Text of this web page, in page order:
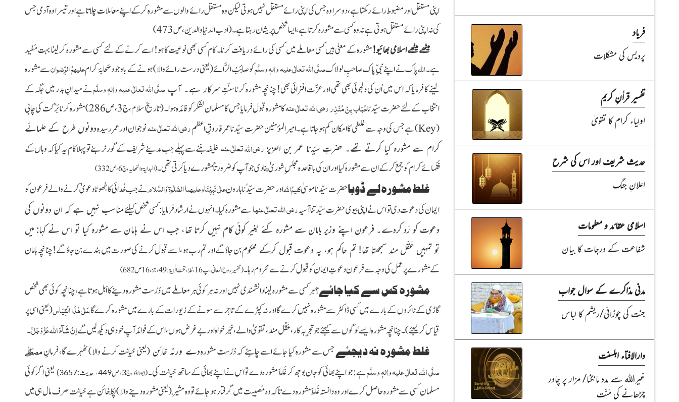
اپنی مستقل اور مضبوط رائے رکھتا ہے، دوسرا وہ جس کی اپنی رائے مستقل نہیں ہوتی لیکن وہ مستقل رائے والوں سے مشورہ کرکے اپنے معاملات چلاتا ہے اور تیسرا وہ آدمی جس
کی نہ اپنی رائے مستقل ہوتی ہے نہ وہ کسی سے مشورہ کرتا ہے،ایسا شخص پریشان رہتاہے۔(ادب الدنیا والدین، ص473)
میٹھے میٹھے اسلامی بھائیو!مشورہ کے معنیٰ ہیں کسی معاملے میں کسی کی رائے دریافت کرنا۔ کام کسی بھی نوعیت کا ہو! اسے کرنے کے لئے کسی سے مشورہ کر لینا بہت مُفید
ہے۔اللہپاکنے اپنے نبیِّ پاک صاحبِ لولاکصلَّی اللہ تعالٰی علیہ واٰلہٖ وسلَّمکو صائِبُ الرَّائے(یعنی درست رائے والا)ہونےکے باوجود صَحابۂ کرامعلیہمُ الرِّضوانسے مشورہ
لینے کا فرمایا کہ اس میں اُن کی دلجوئی بھی تھی اور عزّت افزائی بھی! چنانچہ مشورہ کرنا سنّتِسرکار ہے۔ آپ صلَّی اللہ تعالٰی علیہ واٰلہٖ وسلَّمنے میدانِ بدر میں جگہ کے
انتخاب کے لئے حضرت سیّدناحُبَاب بِنْ مُنْذِررضیاللہ تعالٰی عنہکا مشورہ قبول فرمایا جس کا مسلمان لشکر کو فائدہ ہوا۔(تاریخ اسلام،ج3،ص286)
مشورہ کرنا بَرَکت کی چابی
(
Key
)ہے جس کی وجہ سے غلطی کا امکان کم ہوجاتا ہے۔ امیرالمؤمنین حضرت سیّدنا عمر فاروقِ اعظمرضی اللہ تعالٰی عنہنوجوان اورعمر رسیدہدونوں طرح کے علمائے
کرام سے مشورہ کیا کرتے تھے۔ حضرتِ سیّدنا عمر بن العزیز رضیاللہتعالٰی عنہخلیفہ بننے سے پہلےجب مدینے شریف کے گورنر بنے تو پہلا کام یہ کیا کہ وہاں کے
فُقَہائے کرام کو جمع کرکے ان سے مشورہ کیا اور ان کی باقاعدہ مجلسِ شوریٰ بنادی جو آپ کو ضرورتاً مشورے دیا کرتی تھی۔(البدایۃ والنھایہ،ج6،ص332)
غلط مشورہ لے ڈوباحضرت سیّدنا موسیٰکلیمُاللہاور حضرت سیّدُنا ہارونعلٰی نَبِیِّنَاوعلیہما الصَّلٰوۃ وَالسَّلامنے جب خُدائی کا جُھوٹا دعویٰ کرنے والے فرعون کو
ایمان کی دعوت دی تو اس نے اپنی بیوی حضرت سیّدتنا آسیہرضی اللہ تعالٰی عنہاسے مشورہ کیا۔ انہوں نے ارشاد فرمایا: کسی شخص کیلئےمناسب نہیں ہے کہ ان دونوں کی
دعوت کو رَد کردے۔ فرعون اپنے وزیر ہامان سے مشورہ کئے بغیر کوئی کام نہیں کرتا تھا، جب اس نے ہامان سے مشورہ کیا تو اس نے کہا: میں
تو تمہیں عَقْل مند سمجھتا تھا! تم حاکم ہو، یہ دعوت قبول کرکے محکومبن جاؤ گے اور تم رب ہو،اسے قبول کرنے کی صورت میں بندے بن جاؤ گے! چنانچہ ہامان
کے مشورے پر عمل کی وجہ سے فرعون دعوتِایمان کو قبول کرنے سے محروم رہا۔(تفسیر روح المعانی، پ16،طٰہٰ، تحت الاٰیۃ:49،جزء16ص682)
مشورہ کس سے کیا جائے؟ہر کسی سے مشورہ لینا دانشمندی نہیں اور نہ ہر کوئی ہر معاملے میں دُرُست مشورہ دینے کا اَہل ہوتا ہے،چنانچہ کوئی بھی شخص
گاڑی کے ٹائروں کے بارے میں کسی ڈاکٹر سے مشورہ نہیں کرے گا اور نہ کپڑے کے تاجِر سے سونے کے زیورات کے بارے میں مشورہ کرے گاعَلٰی ھٰذَا الْقِیَاس(یعنی اسی پر
قیاس کرلیجئے)۔ چنانچہ مشورہ ایسے لوگوں سے کیجئے جو تجرِبہ کار، عَقْل مند، تقویٰ والے، خیرخواہ اور بے غرض ہوں، اس کے فوائد آپ خود ہی دیکھ لیں گےاِنْ شَآءَاللہعَزَّ وَجَلَّ۔
غلط مشورہ نہ دیجئےجس سے مشورہ کیا جائے اسے چاہئے کہ دُرُست مشورہدے ورنہ خائِن(یعنی خیانت کرنے والا)ٹھہرے گا، فرمانِمصطَفٰے
صلَّیاللہتعالٰی علیہ واٰلہٖ وسلَّمہے: جو اپنے بھائی کوجان بوجھ کر غَلَط مشورہ دے تواس نےاپنے بھائی کے ساتھ خیانت کی۔(ابوداؤد،ج3،ص449، حدیث:3657)
یعنی اگر کوئی
مسلمان کسی سے مشورہ حاصل کرے اور وہ دانستہ غَلَط مشورہ دے تاکہ وہ مُصیبت میں گرفتار ہو جائے تو وہ مُشیر(یعنی مشورہ دینے والا)پکّا خائن ہے خیانت صرف مال ہی میں
فریاد
پردیس کی مشکلات
تفسیر قراٰنِ کریم
اولیاء کرام کا تقویٰ
حدیث شریف اور اس کی شرح
اعلانِ جنگ
اسلامی عقائد و معلومات
شفاعت کے درجات کا بیان
مدنی مذاکرے کے سوال جواب
جنت کی چوڑائی/ریشم کا لباس
دارالافتاء اہلسنت
غیراللہ سے مدد مانگنا/ مزار پر چادر
چڑھانے کی مَنّت